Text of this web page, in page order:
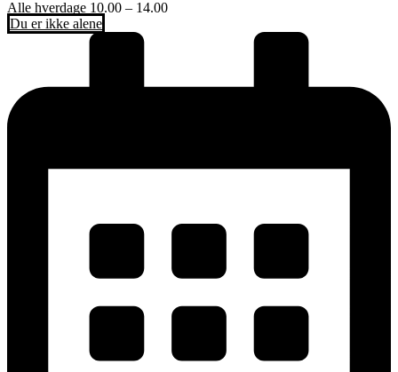
Alle hverdage 10.00 – 14.00
Du er ikke alene